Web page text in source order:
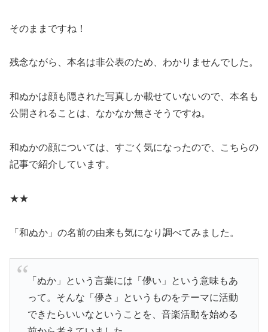
そのままですね！
残念ながら、本名は非公表のため、わかりませんでした。
和ぬかは顔も隠された写真しか載せていないので、本名も
公開されることは、なかなか無さそうですね。
和ぬかの顔については、すごく気になったので、こちらの
記事で紹介しています。
★★
「和ぬか」の名前の由来も気になり調べてみました。
「ぬか」という言葉には「儚い」という意味もあ
って。そんな「儚さ」というものをテーマに活動
できたらいいなということを、音楽活動を始める